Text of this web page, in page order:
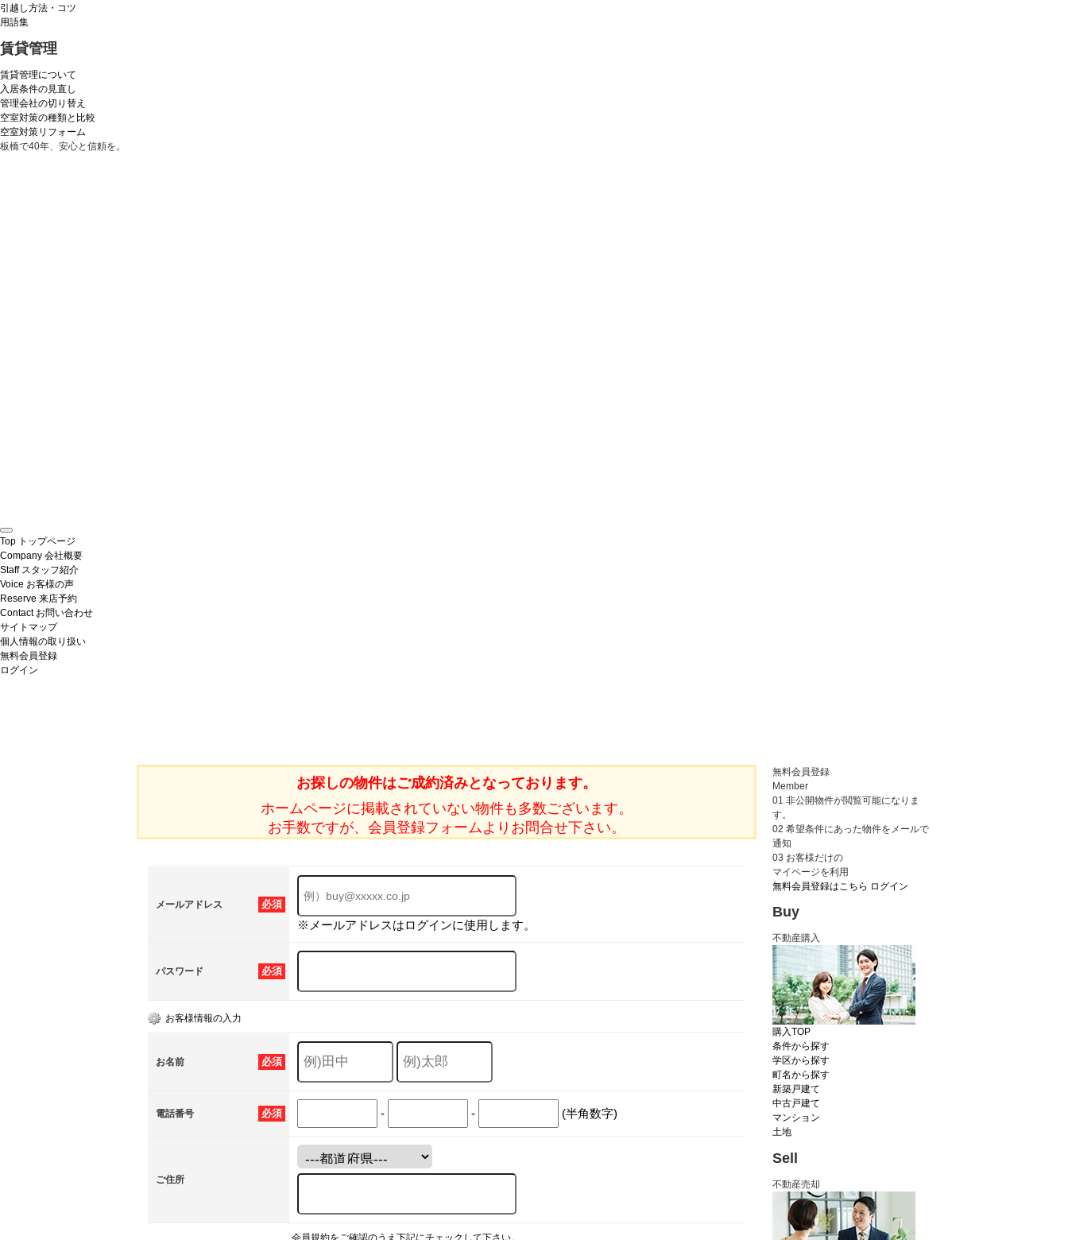
引越し方法・コツ
用語集
賃貸管理
賃貸管理について
入居条件の見直し
管理会社の切り替え
空室対策の種類と比較
空室対策リフォーム
板橋で40年、安心と信頼を。
Top トップページ
Company 会社概要
Staff スタッフ紹介
Voice お客様の声
Reserve 来店予約
Contact お問い合わせ
サイトマップ
個人情報の取り扱い
無料会員登録
ログイン
お探しの物件はご成約済みとなっております。
ホームページに掲載されていない物件も多数ございます。
お手数ですが、会員登録フォームよりお問合せ下さい。
必須
メールアドレス
※メールアドレスはログインに使用します。
必須
パスワード
お客様情報の入力
必須
お名前
必須
電話番号 - - (半角数字)
ご住所
会員規約をご確認のうえ下記にチェックして下さい。
無料会員登録
Member
01 非公開物件が閲覧可能になりま
す。
02 希望条件にあった物件をメールで
通知
03 お客様だけの
マイページを利用
無料会員登録はこちら ログイン
Buy
不動産購入
購入TOP
条件から探す
学区から探す
町名から探す
新築戸建て
中古戸建て
マンション
土地
Sell
不動産売却